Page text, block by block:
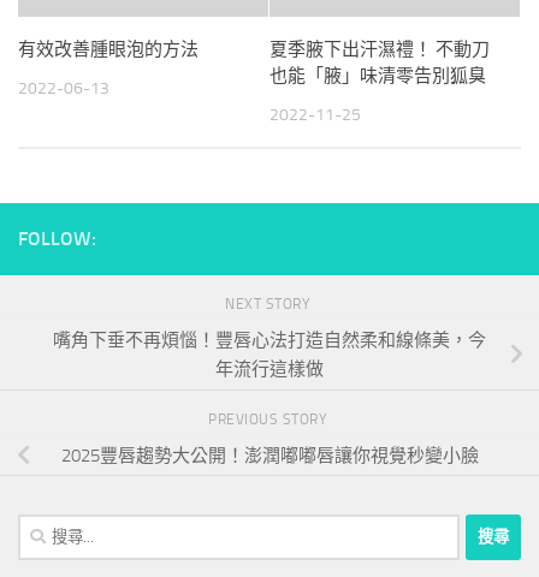
有效改善腫眼泡的方法
2022-06-13
夏季腋下出汗濕禮！ 不動刀
也能「腋」味清零告別狐臭
2022-11-25
FOLLOW:
NEXT STORY
嘴角下垂不再煩惱！豐唇心法打造自然柔和線條美，今
年流行這樣做
PREVIOUS STORY
2025豐唇趨勢大公開！澎潤嘟嘟唇讓你視覺秒變小臉
搜
尋